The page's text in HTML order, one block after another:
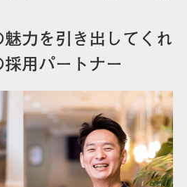
力を引き出してくれ
用パートナー